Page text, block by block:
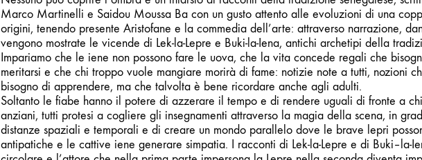
Marco Martinelli e Saidou Moussa Ba con un gusto attento alle evoluzioni di una
origini, tenendo presente Aristofane e la commedia dell’arte: attraverso narrazione,
vengono mostrate le vicende di Lek-la-Lepre e Buki-la-Iena, antichi archetipi della
Impariamo che le iene non possono fare le uova, che la vita concede regali che
meritarsi e che chi troppo vuole mangiare morirà di fame: notizie note a tutti, nozioni
bisogno di apprendere, ma che talvolta è bene ricordare anche agli adulti.
Soltanto le fiabe hanno il potere di azzerare il tempo e di rendere uguali di fronte a
anziani, tutti protesi a cogliere gli insegnamenti attraverso la magia della scena, in
distanze spaziali e temporali e di creare un mondo parallelo dove le brave lepri
antipatiche e le cattive iene generare simpatia. I racconti di Lek-la-Lepre e di Buki–la-